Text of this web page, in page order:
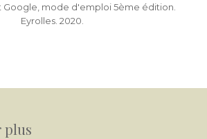
mode d'emploi 5ème édition.
Eyrolles. 2020.
plus